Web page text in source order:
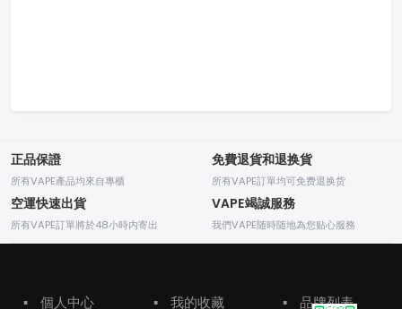
正品保證
所有VAPE產品均來自專櫃
免費退貨和退换貨
所有VAPE訂單均可免费退换货
空運快速出貨
所有VAPE訂單將於48小時内寄出
VAPE竭誠服務
我們VAPE随時随地為您贴心服務
▪ 個人中心 ▪ 我的收藏 ▪ 品牌列表